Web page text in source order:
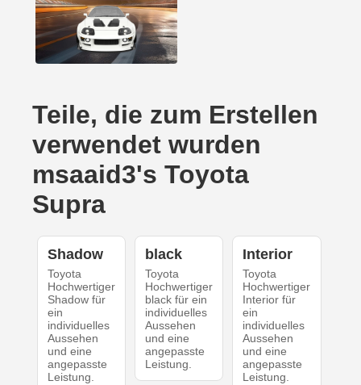
Teile, die zum Erstellen
verwendet wurden
msaaid3's Toyota
Supra
Shadow
Toyota
Hochwertiger
Shadow für
ein
individuelles
Aussehen
und eine
angepasste
Leistung.
black
Toyota
Hochwertiger
black für ein
individuelles
Aussehen
und eine
angepasste
Leistung.
Interior
Toyota
Hochwertiger
Interior für
ein
individuelles
Aussehen
und eine
angepasste
Leistung.